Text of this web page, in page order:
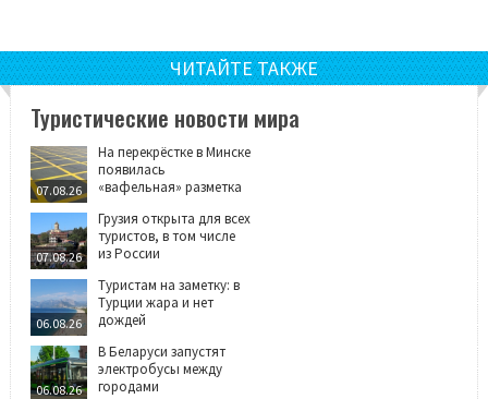
ЧИТАЙТЕ ТАКЖЕ
Туристические новости мира
07.08.26
На перекрёстке в Минске
появилась
«вафельная» разметка
07.08.26
Грузия открыта для всех
туристов, в том числе
из России
06.08.26
Туристам на заметку: в
Турции жара и нет
дождей
06.08.26
В Беларуси запустят
электробусы между
городами